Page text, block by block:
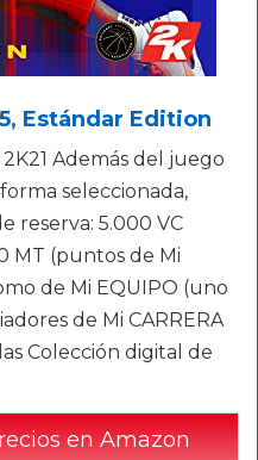
Estándar Edition
Además del juego
seleccionada,
reserva: 5.000 VC
MT (puntos de Mi
de Mi EQUIPO (uno
de Mi CARRERA
Colección digital de
en Amazon